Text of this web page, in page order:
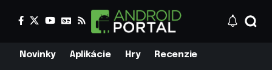
Novinky Aplikácie Hry Recenzie